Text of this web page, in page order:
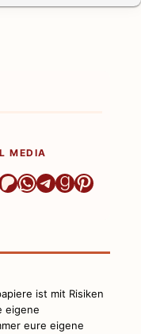
MEDIA
WhatsApp
Telegram
ist mit Risiken
eigene
eure eigene